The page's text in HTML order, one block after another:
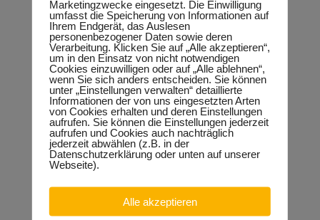
Keindorf.
Hintergrund:
Das Energiekostendämpfungsprogramm ist ein im Juli
aufgelegtes Programm des Bundes zur Dämpfung des
Erdgas- und Strompreisanstiegs für besonders betroffene
energie- und handelsintensive Unternehmen in Form eines
zeitlich befristeten und eng umgrenzten Kostenzuschusses.
Die Hilfen erhalten nur Unternehmen, deren Branche in der
KUEBLL-Liste der EU aufgeführt werden, in der Regel
Industriebetriebe.
Neueste Beiträge
Sondervermögen für die Europachaussee richtige
Entscheidung! 30.04.2026
Marketingzwecke eingesetzt. Die Einwilligung
umfasst die Speicherung von Informationen auf
Ihrem Endgerät, das Auslesen
personenbezogener Daten sowie deren
Verarbeitung. Klicken Sie auf „Alle akzeptieren“,
um in den Einsatz von nicht notwendigen
Cookies einzuwilligen oder auf „Alle ablehnen“,
wenn Sie sich anders entscheiden. Sie können
unter „Einstellungen verwalten“ detaillierte
Informationen der von uns eingesetzten Arten
von Cookies erhalten und deren Einstellungen
aufrufen. Sie können die Einstellungen jederzeit
aufrufen und Cookies auch nachträglich
jederzeit abwählen (z.B. in der
Datenschutzerklärung oder unten auf unserer
Webseite).
Alle akzeptieren